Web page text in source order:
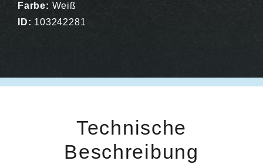
Farbe: Weiß
ID: 103242281
Technische
Beschreibung